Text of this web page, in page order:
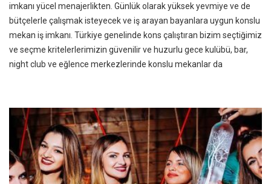
imkanı yücel menajerlikten. Günlük olarak yüksek yevmiye ve de
bütçelerle çalışmak isteyecek ve iş arayan bayanlara uygun konslu
mekan iş imkanı. Türkiye genelinde kons çalıştıran bizim seçtiğimiz
ve seçme kritelerlerimizin güvenilir ve huzurlu gece kulübü, bar,
night club ve eğlence merkezlerinde konslu mekanlar da